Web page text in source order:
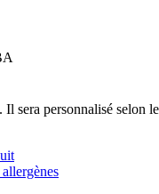
sera personnalisé selon